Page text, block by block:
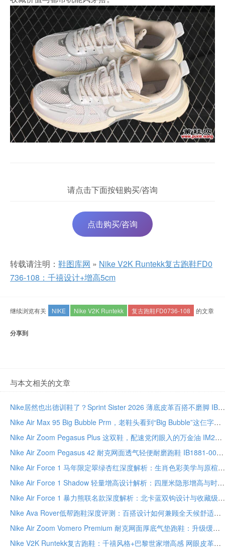
请点击下面按钮购买/咨询
点击购买/咨询
转载请注明： 鞋图库网 » Nike V2K Runtekk复古跑鞋FD0
736-108：千禧设计+增高5cm
继续浏览有关 NIKE Nike V2K Runtekk 复古跑鞋FD0736-108 的文章
分享到
与本文相关的文章
Nike居然也出德训鞋了？Sprint Sister 2026 薄底皮革百搭不磨脚 IB7102-100
Nike Air Max 95 Big Bubble Prm，老鞋头看到“Big Bubble”这仨字就该懂了 IU2636-300
Nike Air Zoom Pegasus Plus 这双鞋，配速党闭眼入的万金油 IM2541-001 透气缓震尺码全
Nike Air Zoom Pegasus 42 耐克网面透气轻便耐磨跑鞋 IB1881-002
Nike Air Force 1 马年限定翠绿杏红深度解析：生肖色彩美学与原楦工艺的收藏之道
Nike Air Force 1 Shadow 轻量增高设计解析：四厘米隐形增高与时尚叠搭美学全指南
Nike Air Force 1 暴力熊联名款深度解析：北卡蓝双钩设计与收藏级工艺全指南
Nike Ava Rover低帮跑鞋深度评测：百搭设计如何兼顾全天候舒适与都市轻运动
Nike Air Zoom Vomero Premium 耐克网面厚底气垫跑鞋：升级缓震科技
Nike V2K Runtekk复古跑鞋：千禧风格+巴黎世家增高感 网眼皮革TPU透气减震